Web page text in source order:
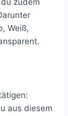
zudem
Weiß,
aus diesem